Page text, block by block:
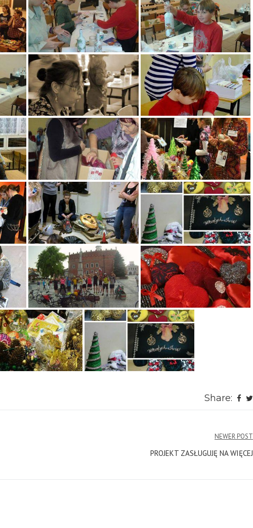
Share:
NEWER POST
PROJEKT ZASŁUGUJĘ NA WIĘCEJ